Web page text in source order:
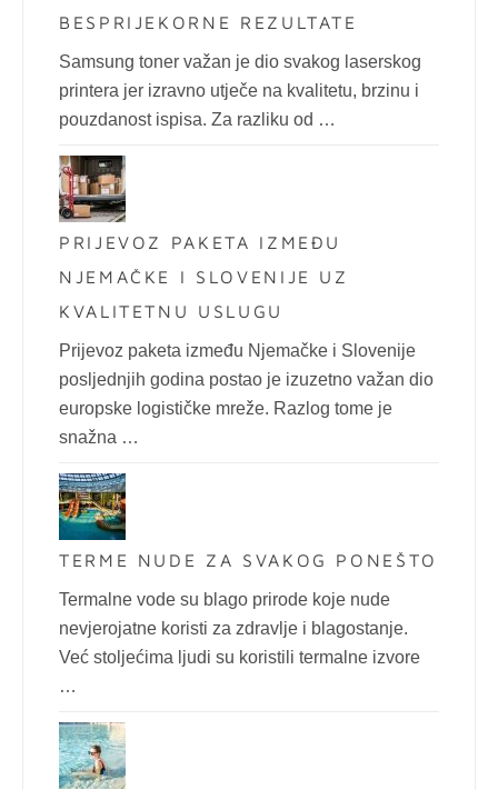
BESPRIJEKORNE REZULTATE
Samsung toner važan je dio svakog laserskog
printera jer izravno utječe na kvalitetu, brzinu i
pouzdanost ispisa. Za razliku od …
PRIJEVOZ PAKETA IZMEĐU
NJEMAČKE I SLOVENIJE UZ
KVALITETNU USLUGU
Prijevoz paketa između Njemačke i Slovenije
posljednjih godina postao je izuzetno važan dio
europske logističke mreže. Razlog tome je
snažna …
TERME NUDE ZA SVAKOG PONEŠTO
Termalne vode su blago prirode koje nude
nevjerojatne koristi za zdravlje i blagostanje.
Već stoljećima ljudi su koristili termalne izvore
…